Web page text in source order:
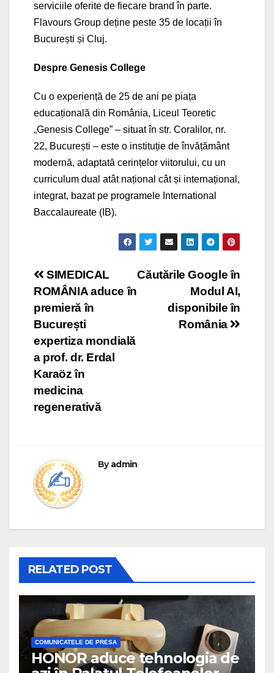
serviciile oferite de fiecare brand în parte.
Flavours Group deține peste 35 de locații în
București și Cluj.
Despre Genesis College
Cu o experiență de 25 de ani pe piața
educațională din România, Liceul Teoretic
„Genesis College” – situat în str. Coralilor, nr.
22, București – este o instituție de învățământ
modernă, adaptată cerințelor viitorului, cu un
curriculum dual atât național cât și internațional,
integrat, bazat pe programele International
Baccalaureate (IB).
Post
navigation
Căutările Google în
Modul AI,
disponibile în
România
SIMEDICAL
ROMÂNIA aduce în
premieră în
București
expertiza mondială
a prof. dr. Erdal
Karaöz în
medicina
regenerativă
Byadmin
RELATED POST
COMUNICATELE DE PRESA
HONOR aduce tehnologia de